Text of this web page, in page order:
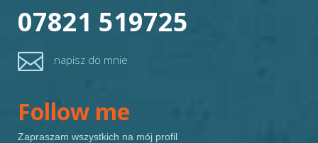
07821 519725
 napisz do mnie
Follow me
Zapraszam wszystkich na mój profil